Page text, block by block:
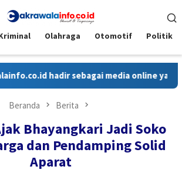
Olahraga Otomotif Politik
hadir sebagai media online yang
Beranda Berita
Bhayangkari Jadi Soko
dan Pendamping Solid
Aparat